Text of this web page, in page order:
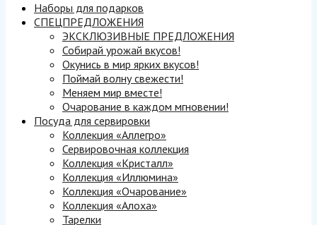
Наборы для подарков
СПЕЦПРЕДЛОЖЕНИЯ
ЭКСКЛЮЗИВНЫЕ ПРЕДЛОЖЕНИЯ
Собирай урожай вкусов!
Окунись в мир ярких вкусов!
Поймай волну свежести!
Меняем мир вместе!
Очарование в каждом мгновении!
Посуда для сервировки
Коллекция «Аллегро»
Сервировочная коллекция
Коллекция «Кристалл»
Коллекция «Иллюмина»
Коллекция «Очарование»
Коллекция «Алоха»
Тарелки